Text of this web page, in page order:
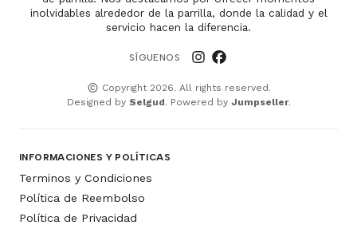
inolvidables alrededor de la parrilla, donde la calidad y el
servicio hacen la diferencia.
SÍGUENOS
Copyright 2026. All rights reserved.
Designed by Selgud. Powered by Jumpseller.
INFORMACIONES Y POLÍTICAS
Terminos y Condiciones
Política de Reembolso
Política de Privacidad